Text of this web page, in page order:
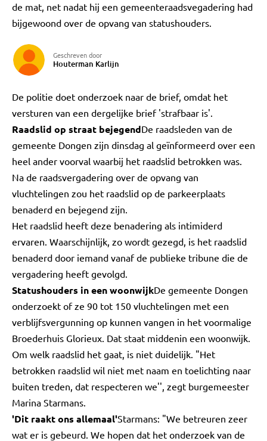
de mat, net nadat hij een gemeenteraadsvegadering had
bijgewoond over de opvang van statushouders.
Geschreven door
Houterman Karlijn
De politie doet onderzoek naar de brief, omdat het
versturen van een dergelijke brief 'strafbaar is'.
Raadslid op straat bejegendDe raadsleden van de
gemeente Dongen zijn dinsdag al geïnformeerd over een
heel ander voorval waarbij het raadslid betrokken was.
Na de raadsvergadering over de opvang van
vluchtelingen zou het raadslid op de parkeerplaats
benaderd en bejegend zijn.
Het raadslid heeft deze benadering als intimiderd
ervaren. Waarschijnlijk, zo wordt gezegd, is het raadslid
benaderd door iemand vanaf de publieke tribune die de
vergadering heeft gevolgd.
Statushouders in een woonwijkDe gemeente Dongen
onderzoekt of ze 90 tot 150 vluchtelingen met een
verblijfsvergunning op kunnen vangen in het voormalige
Broederhuis Glorieux. Dat staat middenin een woonwijk.
Om welk raadslid het gaat, is niet duidelijk. "Het
betrokken raadslid wil niet met naam en toelichting naar
buiten treden, dat respecteren we'', zegt burgemeester
Marina Starmans.
'Dit raakt ons allemaal'Starmans: "We betreuren zeer
wat er is gebeurd. We hopen dat het onderzoek van de